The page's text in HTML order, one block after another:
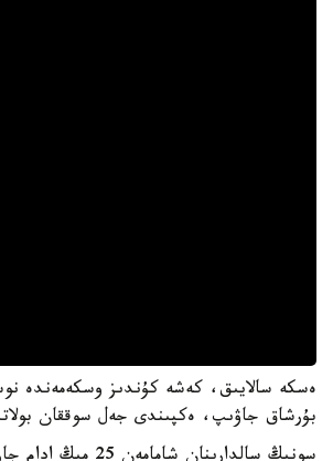
ەسكە سالايىق، كەشە كۇندىز وسكەمەندە
بۇرشاق جاۋىپ، ەكپىندى جەل سوققان